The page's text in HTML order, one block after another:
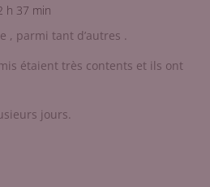
h 37 min
, parmi tant d’autres .
étaient très contents et ils ont
jours.